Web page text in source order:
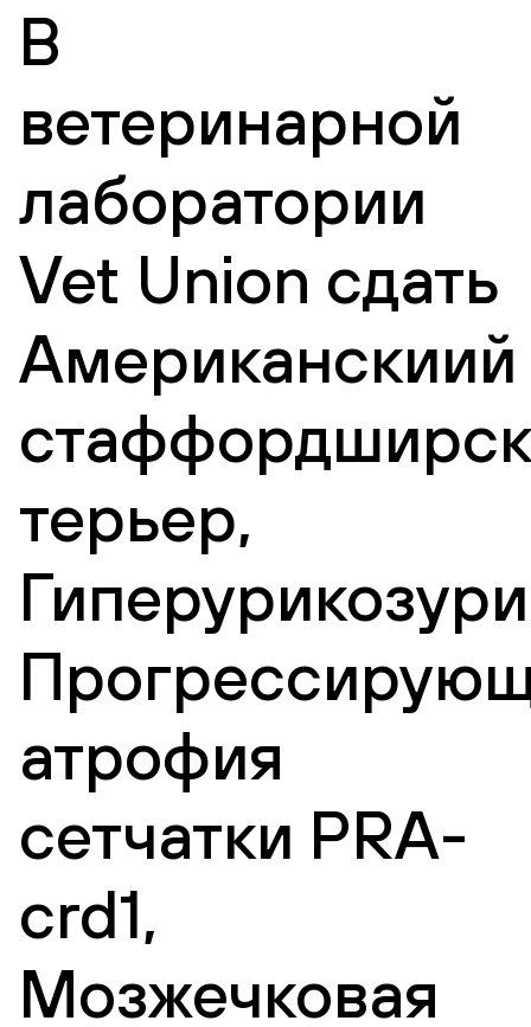
В
ветеринарной
лаборатории
Vet Union сдать
Американскиий
терьер,
атрофия
сетчатки PRA-
crd1,
Мозжечковая